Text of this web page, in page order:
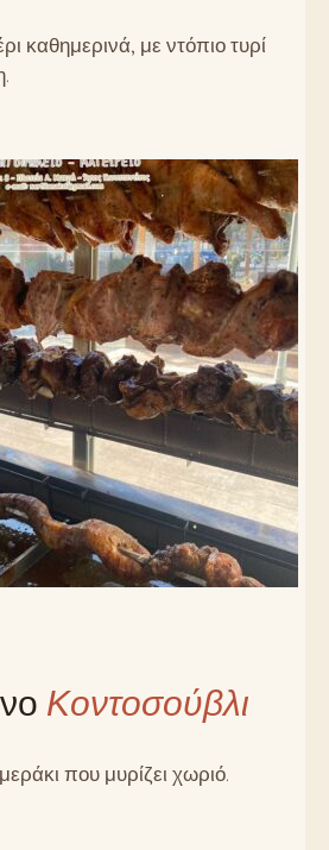
καθημερινά, με ντόπιο τυρί
Κοντοσούβλι
που μυρίζει χωριό.